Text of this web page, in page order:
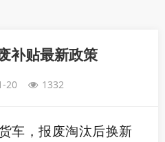
补贴最新政策
20 1332
车，报废淘汰后换新